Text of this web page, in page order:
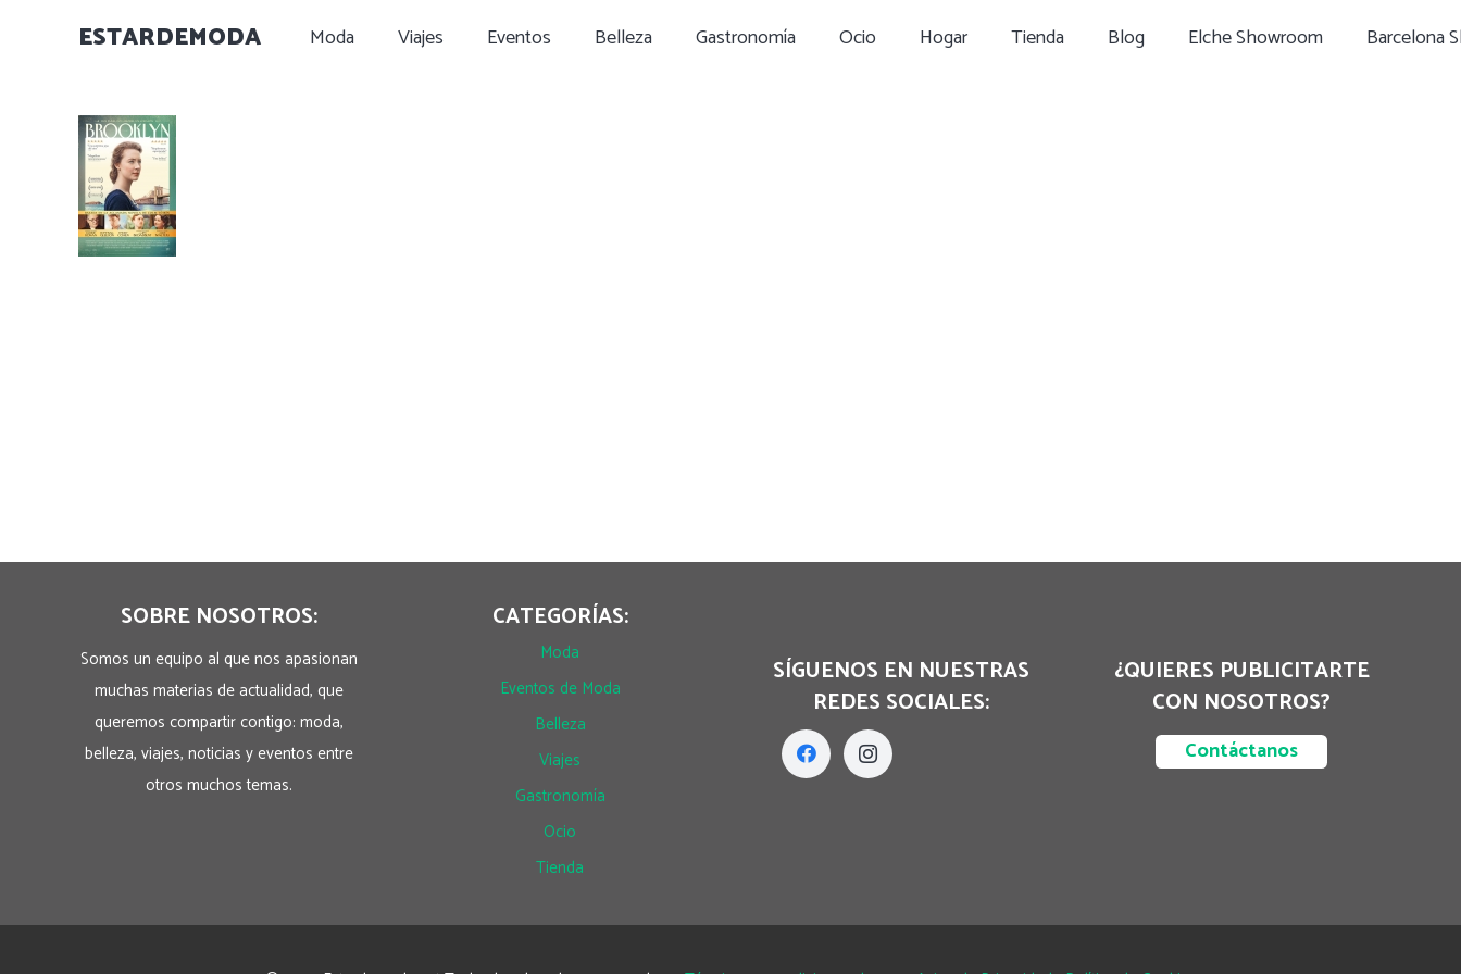
ESTARDEMODA Moda Viajes Eventos Belleza Gastronomía Ocio Hogar Tienda Blog Elche Showroom Barcelona
SOBRE NOSOTROS:
Somos un equipo al que nos apasionan
muchas materias de actualidad, que
queremos compartir contigo: moda,
belleza, viajes, noticias y eventos entre
otros muchos temas.
CATEGORÍAS:
Moda
Eventos de Moda
Belleza
Viajes
Gastronomía
Ocio
Tienda
SÍGUENOS EN NUESTRAS
REDES SOCIALES:
¿QUIERES PUBLICITARTE
CON NOSOTROS?
Contáctanos